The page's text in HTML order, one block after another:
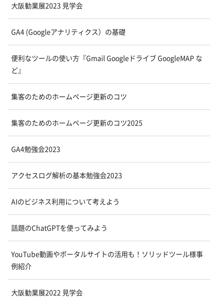
大阪勧業展2023 見学会
GA4 (Googleアナリティクス）の基礎
便利なツールの使い方『Gmail Googleドライブ GoogleMAP な
ど』
集客のためのホームページ更新のコツ
集客のためのホームページ更新のコツ2025
GA4勉強会2023
アクセスログ解析の基本勉強会2023
AIのビジネス利用について考えよう
話題のChatGPTを使ってみよう
YouTube動画やポータルサイトの活用も！ソリッドツール様事
例紹介
大阪勧業展2022 見学会